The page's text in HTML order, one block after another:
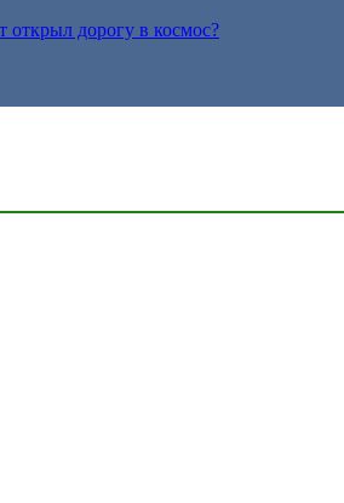
открыл дорогу в космос?